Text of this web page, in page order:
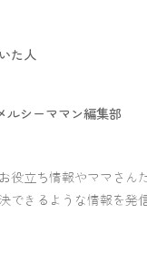
た人
ルシーママン編集部
役立ち情報やママさん
できるような情報を発